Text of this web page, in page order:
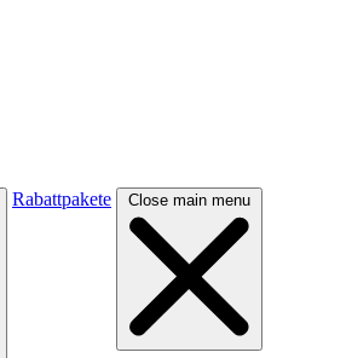
Rabattpakete Close main menu